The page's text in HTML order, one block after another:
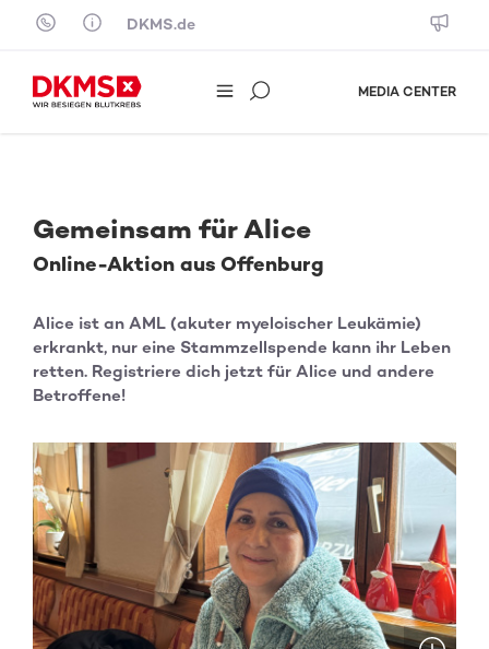
Skip to content
DKMS.de
MEDIA CENTER
Gemeinsam für Alice
Online-Aktion aus Offenburg
Alice ist an AML (akuter myeloischer Leukämie)
erkrankt, nur eine Stammzellspende kann ihr Leben
retten. Registriere dich jetzt für Alice und andere
Betroffene!